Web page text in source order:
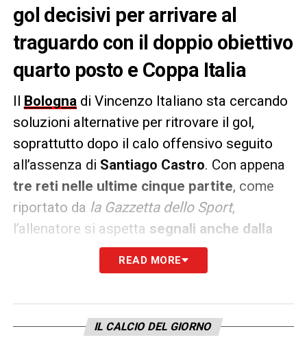
gol decisivi per arrivare al
traguardo con il doppio obiettivo
quarto posto e Coppa Italia
Il Bologna di Vincenzo Italiano sta cercando
soluzioni alternative per ritrovare il gol,
soprattutto dopo il calo offensivo seguito
all’assenza di Santiago Castro. Con appena
tre reti nelle ultime cinque partite, come
riportato da la Gazzetta dello Sport,
l’allenatore si aspetta segnali anche dalla
, finora a segno solo con
. Si attendono contributi da giocatori
contesto, l’ad Claudio Fenucci ha confermato
READ MORE
IL CALCIO DEL GIORNO